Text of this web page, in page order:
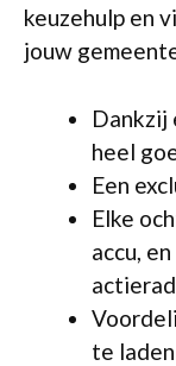
keuzehulp en
jouw
Dankzij
heel
Een
Elke
accu,
te